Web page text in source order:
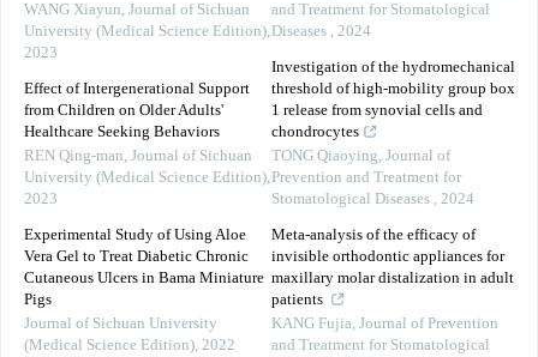
WANG Xiayun, Journal of Sichuan
University (Medical Science Edition),
2023
Effect of Intergenerational Support
from Children on Older Adults'
Healthcare Seeking Behaviors
REN Qing-man, Journal of Sichuan
University (Medical Science Edition),
2023
Experimental Study of Using Aloe
Vera Gel to Treat Diabetic Chronic
Cutaneous Ulcers in Bama Miniature
Pigs
Journal of Sichuan University
(Medical Science Edition), 2022
and Treatment for Stomatological
Diseases , 2024
Investigation of the hydromechanical
threshold of high-mobility group box
1 release from synovial cells and
chondrocytes
TONG Qiaoying, Journal of
Prevention and Treatment for
Stomatological Diseases , 2024
Meta-analysis of the efficacy of
invisible orthodontic appliances for
maxillary molar distalization in adult
patients
KANG Fujia, Journal of Prevention
and Treatment for Stomatological